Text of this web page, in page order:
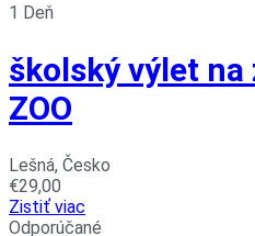
1 Deň
školský výlet na
ZOO
Lešná, Česko
€29,00
Zistiť viac
Odporúčané